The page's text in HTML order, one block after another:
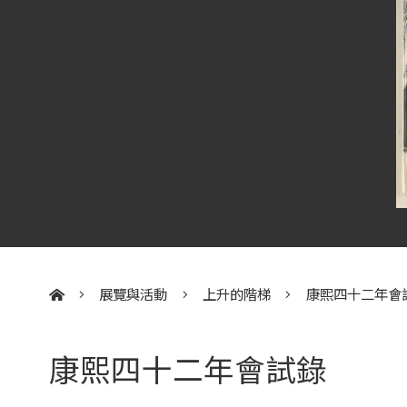
展覽與活動 上升的階梯 康熙四十二年會
康熙四十二年會試錄